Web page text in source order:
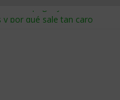
cómo pagar y cobrar en 2026
de suministro: qué hacer
cómo segmentarlo y